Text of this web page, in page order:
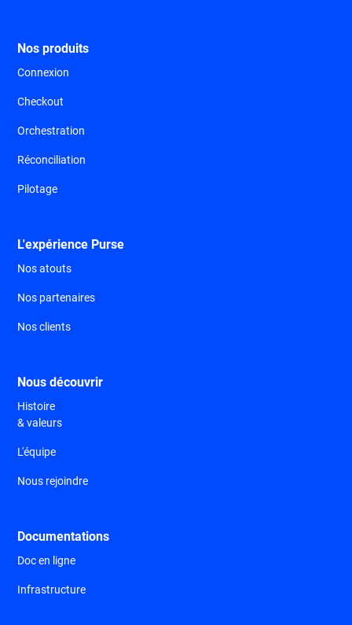
Nos produits
Connexion
Checkout
Orchestration
Réconciliation
Pilotage
L'expérience Purse
Nos atouts
Nos partenaires
Nos clients
Nous découvrir
Histoire
& valeurs
L'équipe
Nous rejoindre
Documentations
Doc en ligne
Infrastructure